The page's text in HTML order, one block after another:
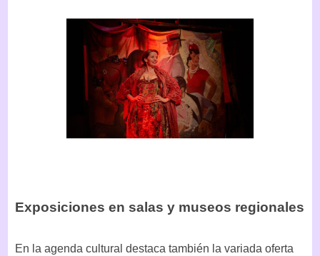
Exposiciones en salas y museos regionales
En la agenda cultural destaca también la variada oferta